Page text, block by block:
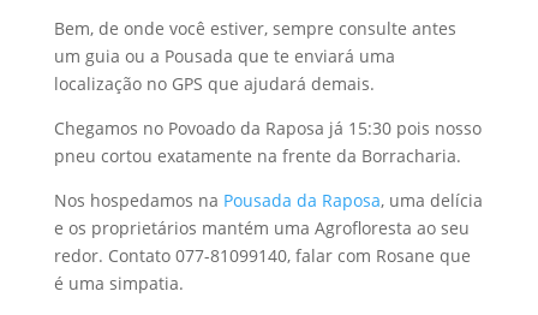
Bem, de onde você estiver, sempre consulte antes
um guia ou a Pousada que te enviará uma
localização no GPS que ajudará demais.
Chegamos no Povoado da Raposa já 15:30 pois nosso
pneu cortou exatamente na frente da Borracharia.
Nos hospedamos na Pousada da Raposa, uma delícia
e os proprietários mantém uma Agrofloresta ao seu
redor. Contato 077-81099140, falar com Rosane que
é uma simpatia.